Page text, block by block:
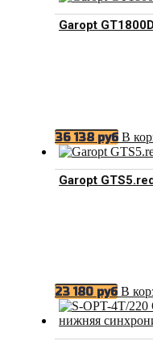
Garopt
36 138 руб В
Garopt
23 180 руб В